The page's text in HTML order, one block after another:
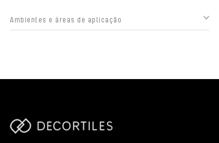
Ambientes e áreas de aplicação